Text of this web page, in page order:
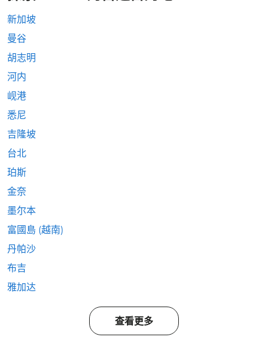
新加坡
曼谷
胡志明
河内
岘港
悉尼
吉隆坡
台北
珀斯
金奈
墨尔本
富國島 (越南)
丹帕沙
布吉
雅加达
查看更多